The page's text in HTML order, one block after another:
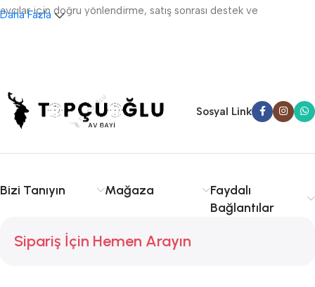
avcılar için doğru yönlendirme, satış sonrası destek ve
sunuyoruz. Avcılıkta kalite, güvenlik ve deneyim için Topçuoğlu
Av sizinle!
Daha Fazla
Sosyal Link
Bizi Tanıyın Mağaza
Faydalı
Bağlantılar
Sipariş İçin Hemen Arayın